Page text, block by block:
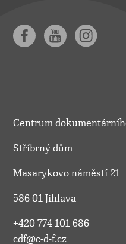
Centrum
Stříbrný dům
Masarykovo náměstí 21
586 01 Jihlava
+420 774 101 686
cdf@c-d-f.cz